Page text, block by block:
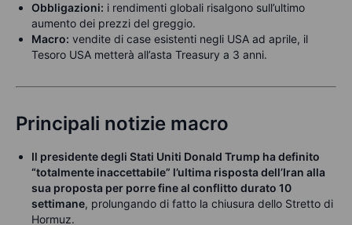
Obbligazioni: i rendimenti globali risalgono sull’ultimo
aumento dei prezzi del greggio.
Macro: vendite di case esistenti negli USA ad aprile, il
Tesoro USA metterà all’asta Treasury a 3 anni.
Principali notizie macro
Il presidente degli Stati Uniti Donald Trump ha definito
“totalmente inaccettabile” l’ultima risposta dell’Iran alla
sua proposta per porre fine al conflitto durato 10
settimane, prolungando di fatto la chiusura dello Stretto di
Hormuz.